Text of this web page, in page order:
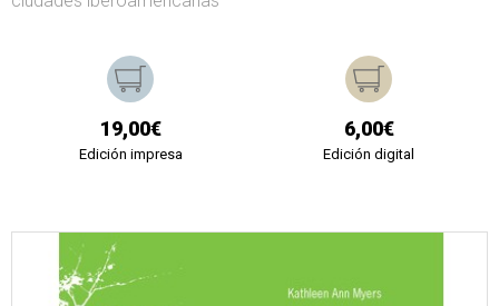
19,00€
Edición impresa
6,00€
Edición digital